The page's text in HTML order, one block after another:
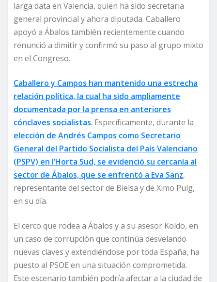
larga data en Valencia, quien ha sido secretaria
general provincial y ahora diputada. Caballero
apoyó a Ábalos también recientemente cuando
renunció a dimitir y confirmó su paso al grupo mixto
en el Congreso.
Caballero y Campos han mantenido una estrecha
relación política, la cual ha sido ampliamente
documentada por la prensa en anteriores
cónclaves socialistas. Específicamente, durante la
elección de Andrés Campos como Secretario
General del Partido Socialista del País Valenciano
(PSPV) en l’Horta Sud, se evidenció su cercanía al
sector de Ábalos, que se enfrentó a Eva Sanz,
representante del sector de Bielsa y de Ximo Puig,
en su día.
El cerco que rodea a Ábalos y a su asesor Koldo, en
un caso de corrupción que continúa desvelando
nuevas claves y extendiéndose por toda España, ha
puesto al PSOE en una situación comprometida.
Este escenario también podría afectar a la ciudad de